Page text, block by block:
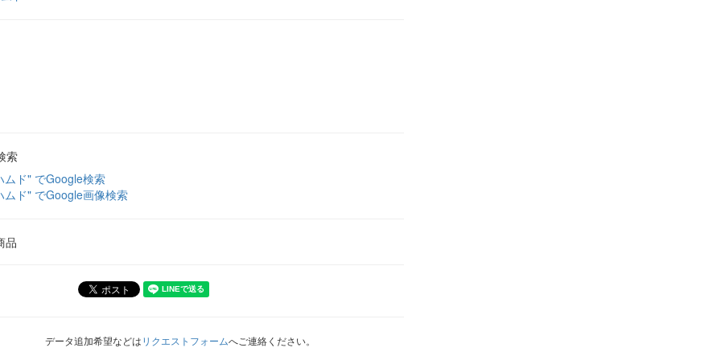
索
ムド" でGoogle検索
ムド" でGoogle画像検索
品
データ追加希望などはリクエストフォームへご連絡ください。